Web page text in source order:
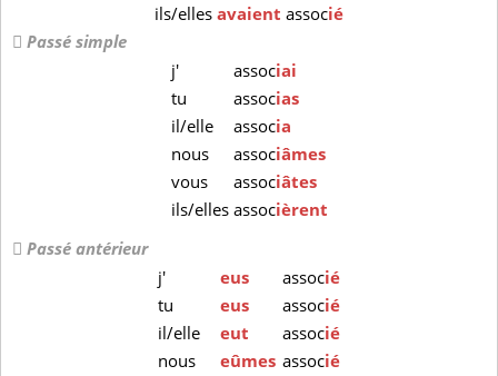
ils/ellesavaient associé
Passé simple
j'
associai
tu
associas
il/elle
associa
nous
associâmes
vous
associâtes
ils/elles associèrent
Passé antérieur
j'
eus associé
tu
eus associé
il/elle
eut associé
nous
eûmes associé